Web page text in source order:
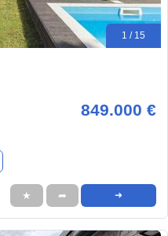
1 / 15
849.000 €
★ ➦ ➜